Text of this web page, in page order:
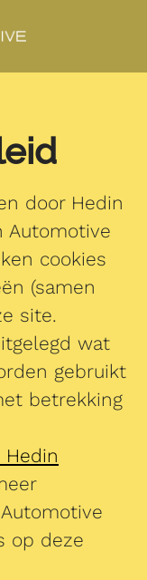
door Hedin
Automotive
cookies
(samen
site.
wat
gebruikt
betrekking
op deze